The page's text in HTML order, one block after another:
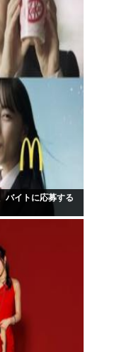
バイトに応募する